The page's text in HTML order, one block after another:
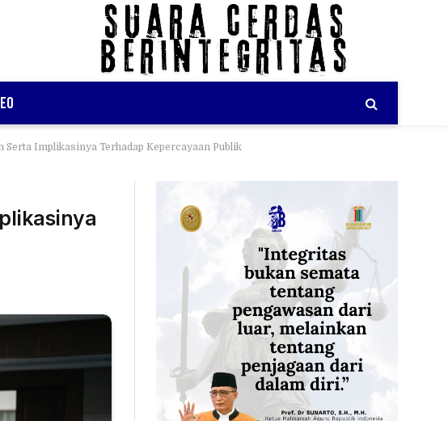
Implikasinya Terhadap Kepercayaan Publik